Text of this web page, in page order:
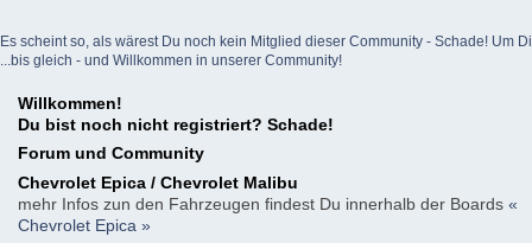
Es scheint so, als wärest Du noch kein Mitglied dieser Community - Schade! Um
...bis gleich - und Willkommen in unserer Community!
Willkommen!
Du bist noch nicht registriert? Schade!
Forum und Community
Chevrolet Epica / Chevrolet Malibu
mehr Infos zun den Fahrzeugen findest Du innerhalb der Boards «
Chevrolet Epica »